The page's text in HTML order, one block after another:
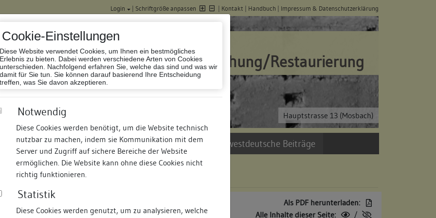
Cookie-Einstellungen
Diese Website verwendet Cookies, um Ihnen ein bestmögliches
Erlebnis zu bieten. Dabei werden verschiedene Arten von Cookies
unterschieden. Nachfolgend erfahren Sie, welche das sind und was wir
damit für Sie tun. Sie können darauf basierend Ihre Entscheidung
treffen, was Sie davon akzeptieren.
Notwendig
Diese Cookies werden benötigt, um die Website technisch
nutzbar zu machen, indem sie Kommunikation mit dem
Server und Zugriff auf sichere Bereiche der Website
ermöglichen. Die Website kann ohne diese Cookies nicht
richtig funktionieren.
Statistik
Diese Cookies werden genutzt, um zu analysieren, welche
Login | Schriftgröße anpassen | Kontakt | Handbuch | Impressum & Datenschutzerklärung
Hauptstrasse 13 (Mosbach)
Datenbank Bauforschung/Restaurierung
Termine Suche Freie Bauforscher:innen Südwestdeutsche Beiträge
Als PDF herunterladen:
Alle Inhalte dieser Seite:
/